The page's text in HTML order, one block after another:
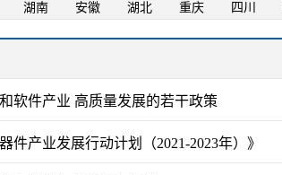
湖南 安徽 湖北 重庆 四川
软件产业 高质量发展的若干政策
件产业发展行动计划（2021-2023年）》